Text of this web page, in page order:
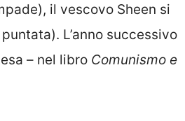
il vescovo Sheen si
L’anno successivo
– nel libro Comunismo e